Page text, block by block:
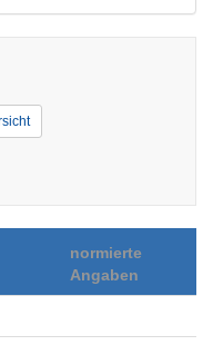
normierte
Angaben